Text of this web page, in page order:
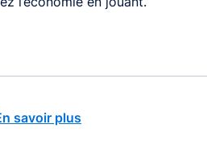
savoir plus